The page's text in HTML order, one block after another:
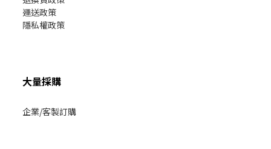
運送政策
隱私權政策
大量採購
企業/客製訂購